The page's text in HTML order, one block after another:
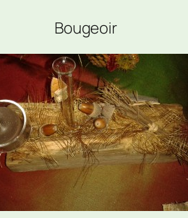
Bougeoir